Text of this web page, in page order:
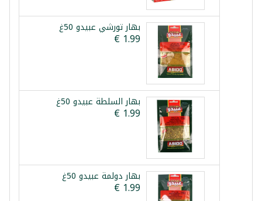
بهار تورشي عبيدو 50غ
بهار السلطة عبيدو 50غ
بهار دولمة عبيدو 50غ